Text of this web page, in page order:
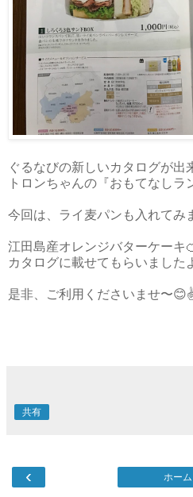
ぐるなびの新しいカタログが出
トロンちゃんの『おもてなしラ
今回は、ライ麦パンも入れてみ
江田島産オレンジバターケーキ
カタログに載せてもらいました
是非、ご利用くださいませ〜
共有
‹ ホーム